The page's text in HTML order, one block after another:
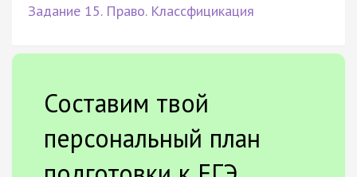
Задание 15. Право. Классфицикация
Составим твой
персональный план